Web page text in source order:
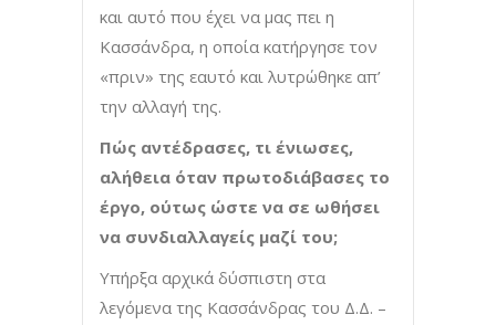
και αυτό που έχει να μας πει η
Κασσάνδρα, η οποία κατήργησε τον
«πριν» της εαυτό και λυτρώθηκε απ’
την αλλαγή της.
Πώς αντέδρασες, τι ένιωσες,
αλήθεια όταν πρωτοδιάβασες το
έργο, ούτως ώστε να σε ωθήσει
να συνδιαλλαγείς μαζί του;
Υπήρξα αρχικά δύσπιστη στα
λεγόμενα της Κασσάνδρας του Δ.Δ. –